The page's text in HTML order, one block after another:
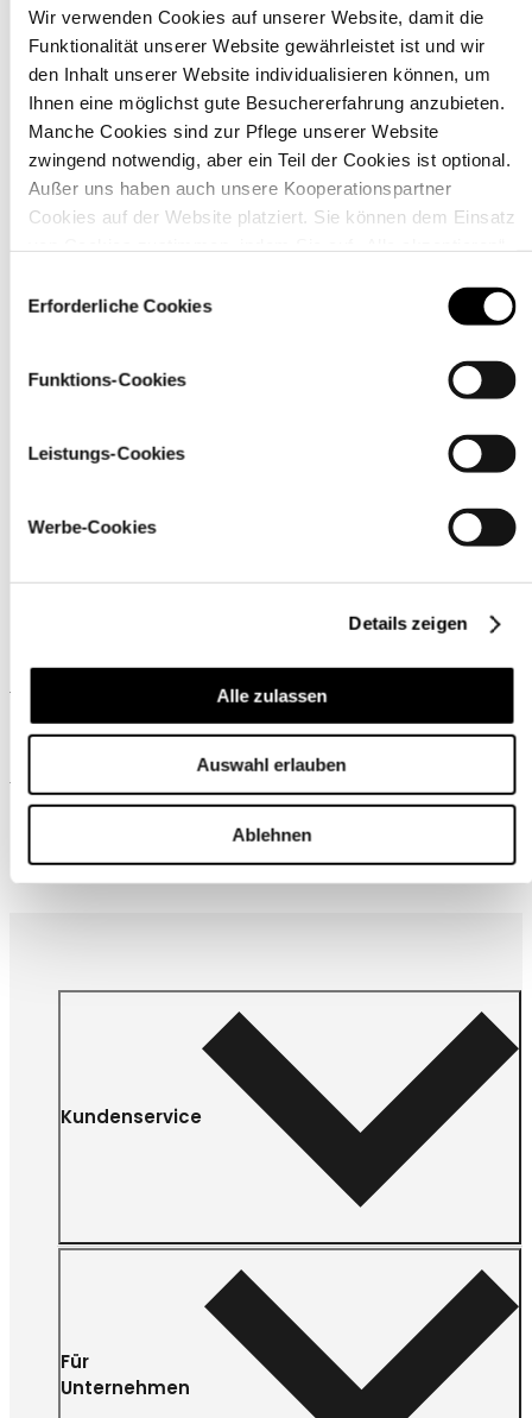
Wir verwenden Cookies auf unserer Website, damit die
Funktionalität unserer Website gewährleistet ist und wir
den Inhalt unserer Website individualisieren können, um
Ihnen eine möglichst gute Besuchererfahrung anzubieten.
Manche Cookies sind zur Pflege unserer Website
zwingend notwendig, aber ein Teil der Cookies ist optional.
Außer uns haben auch unsere Kooperationspartner
Cookies auf der Website platziert. Sie können dem Einsatz
über den Link „Cookie-Einstellungen
Erforderliche Cookies
Funktions-Cookies
Leistungs-Cookies
Werbe-Cookies
Details zeigen
Alle zulassen
Auswahl erlauben
Ablehnen
Material
Ähnliche Produkte
Wird oft zusammen gekauft
Kundenservice
Für
Unternehmen